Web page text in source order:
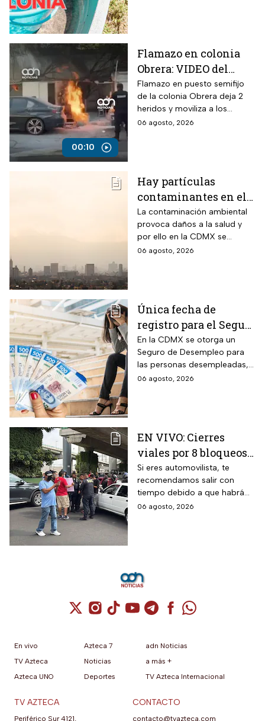
00:10
Flamazo en colonia
Obrera: VIDEO del
siniestro en puesto
semifijo que dejó
heridos
Flamazo en puesto semifijo
de la colonia Obrera deja 2
heridos y moviliza a los
servicios de emergencia en
06 agosto, 2026
Hay partículas
contaminantes en el
ambiente; así está la
calidad del aire hoy
en CDMX
La contaminación ambiental
provoca daños a la salud y
por ello en la CDMX se
monitorea la calidad del aire
06 agosto, 2026
Única fecha de
registro para el Seguro
de Desempleo en
CDMX que da 3 mil
566 pesos
En la CDMX se otorga un
Seguro de Desempleo para
las personas desempleadas,
así que si perdiste tu trabajo
06 agosto, 2026
EN VIVO: Cierres
viales por 8 bloqueos
en CDMX hoy
Si eres automovilista, te
recomendamos salir con
tiempo debido a que habrá
cierres viales por
06 agosto, 2026
Cuenta de X / Twitter (se abre en una
Cuenta de Instagram (se abre en una
Cuenta de TikTok (se abre en
Cuenta de YouTube (se abre
Cuenta de Telegram (se
Cuenta de
Cuenta de
En vivo
TV Azteca
Azteca UNO
Azteca 7
Noticias
Deportes
adn Noticias
a más +
TV Azteca Internacional
TV AZTECA
Periférico Sur 4121,
CONTACTO
contacto@tvazteca.com